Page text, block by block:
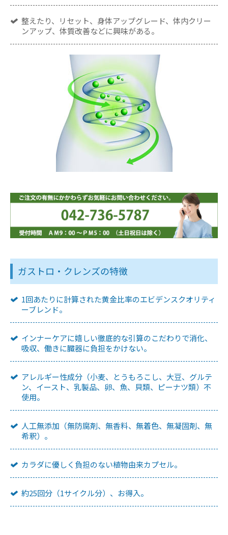
整えたり、リセット、身体アップグレード、体内クリー
ンアップ、体質改善などに興味がある。
ガストロ・クレンズの特徴
1回あたりに計算された黄金比率のエビデンスクオリティ
ーブレンド。
インナーケアに嬉しい徹底的な引算のこだわりで消化、
吸収、働きに臓器に負担をかけない。
アレルギー性成分（小麦、とうもろこし、大豆、グルテ
ン、イースト、乳製品、卵、魚、貝類、ピーナツ類）不
使用。
人工無添加（無防腐剤、無香料、無着色、無凝固剤、無
希釈）。
カラダに優しく負担のない植物由来カプセル。
約25回分（1サイクル分）、お得入。